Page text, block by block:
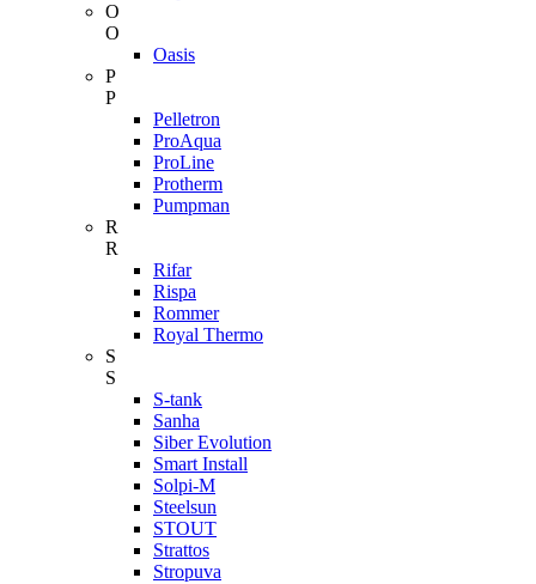
O
O
Oasis
P
P
Pelletron
ProAqua
ProLine
Protherm
Pumpman
R
R
Rifar
Rispa
Rommer
Royal Thermo
S
S
S-tank
Sanha
Siber Evolution
Smart Install
Solpi-M
Steelsun
STOUT
Strattos
Stropuva